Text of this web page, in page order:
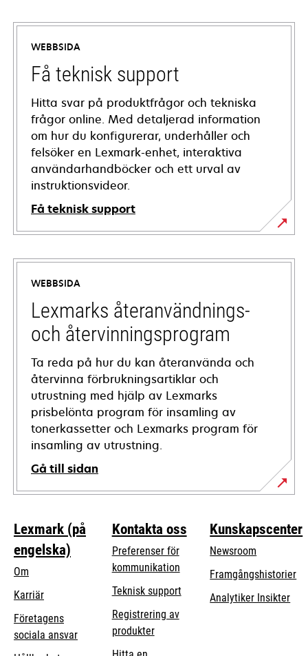
WEBBSIDA
Få teknisk support
Hitta svar på produktfrågor och tekniska
frågor online. Med detaljerad information
om hur du konfigurerar, underhåller och
felsöker en Lexmark-enhet, interaktiva
användarhandböcker och ett urval av
instruktionsvideor.
Få teknisk support
opens
in
new
tab
WEBBSIDA
Lexmarks återanvändnings-
och återvinningsprogram
Ta reda på hur du kan återanvända och
återvinna förbrukningsartiklar och
utrustning med hjälp av Lexmarks
prisbelönta program för insamling av
tonerkassetter och Lexmarks program för
insamling av utrustning.
Gå till sidan
Lexmark (på
engelska)
Om
Karriär
Företagens
sociala ansvaropens
Kontakta oss
Preferenser för
kommunikation
Teknisk supportopens
Registrering av
produkter
Kunskapscenter
Newsroom
Framgångshistorier
Analytiker Insikter